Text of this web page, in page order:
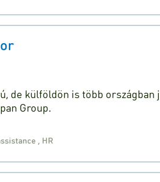
de külföldön is több országban
Group.
HR